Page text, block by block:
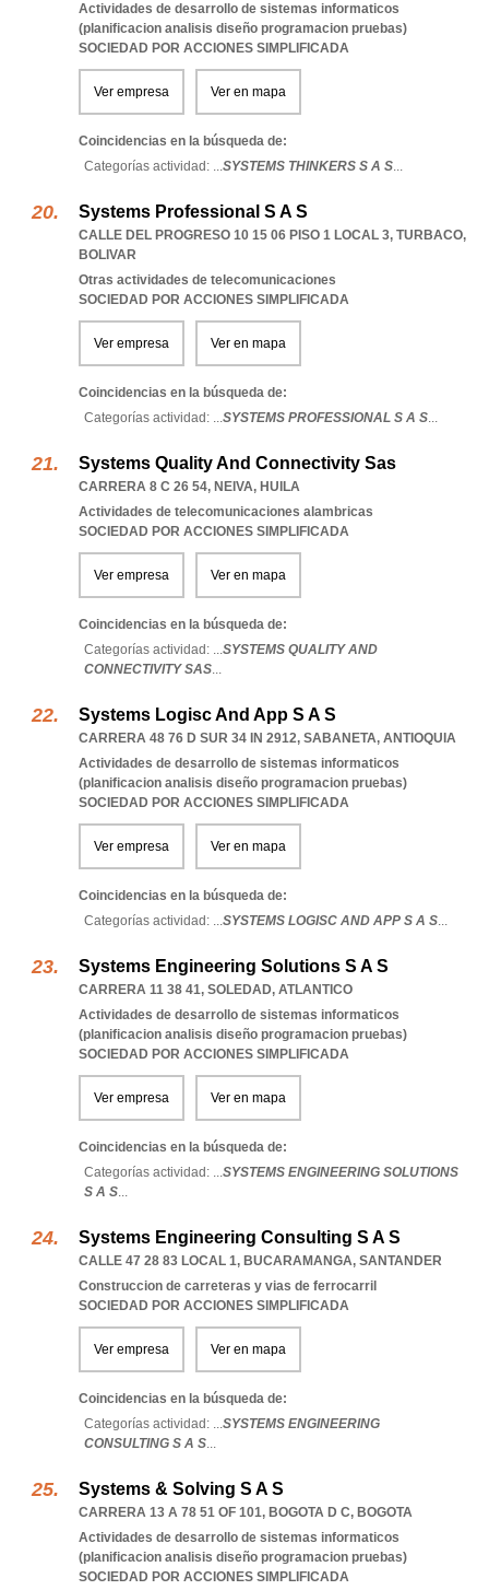
Actividades de desarrollo de sistemas informaticos
(planificacion analisis diseño programacion pruebas)
SOCIEDAD POR ACCIONES SIMPLIFICADA
Ver empresa Ver en mapa
Coincidencias en la búsqueda de:
Categorías actividad: ...SYSTEMS THINKERS S A S...
Systems Professional S A S
CALLE DEL PROGRESO 10 15 06 PISO 1 LOCAL 3, TURBACO,
BOLIVAR
Otras actividades de telecomunicaciones
SOCIEDAD POR ACCIONES SIMPLIFICADA
Ver empresa Ver en mapa
Coincidencias en la búsqueda de:
Categorías actividad: ...SYSTEMS PROFESSIONAL S A S...
Systems Quality And Connectivity Sas
CARRERA 8 C 26 54, NEIVA, HUILA
Actividades de telecomunicaciones alambricas
SOCIEDAD POR ACCIONES SIMPLIFICADA
Ver empresa Ver en mapa
Coincidencias en la búsqueda de:
Categorías actividad: ...SYSTEMS QUALITY AND
CONNECTIVITY SAS...
Systems Logisc And App S A S
CARRERA 48 76 D SUR 34 IN 2912, SABANETA, ANTIOQUIA
Actividades de desarrollo de sistemas informaticos
(planificacion analisis diseño programacion pruebas)
SOCIEDAD POR ACCIONES SIMPLIFICADA
Ver empresa Ver en mapa
Coincidencias en la búsqueda de:
Categorías actividad: ...SYSTEMS LOGISC AND APP S A S...
Systems Engineering Solutions S A S
CARRERA 11 38 41, SOLEDAD, ATLANTICO
Actividades de desarrollo de sistemas informaticos
(planificacion analisis diseño programacion pruebas)
SOCIEDAD POR ACCIONES SIMPLIFICADA
Ver empresa Ver en mapa
Coincidencias en la búsqueda de:
Categorías actividad: ...SYSTEMS ENGINEERING SOLUTIONS
S A S...
Systems Engineering Consulting S A S
CALLE 47 28 83 LOCAL 1, BUCARAMANGA, SANTANDER
Construccion de carreteras y vias de ferrocarril
SOCIEDAD POR ACCIONES SIMPLIFICADA
Ver empresa Ver en mapa
Coincidencias en la búsqueda de:
Categorías actividad: ...SYSTEMS ENGINEERING
CONSULTING S A S...
Systems & Solving S A S
CARRERA 13 A 78 51 OF 101, BOGOTA D C, BOGOTA
Actividades de desarrollo de sistemas informaticos
(planificacion analisis diseño programacion pruebas)
SOCIEDAD POR ACCIONES SIMPLIFICADA